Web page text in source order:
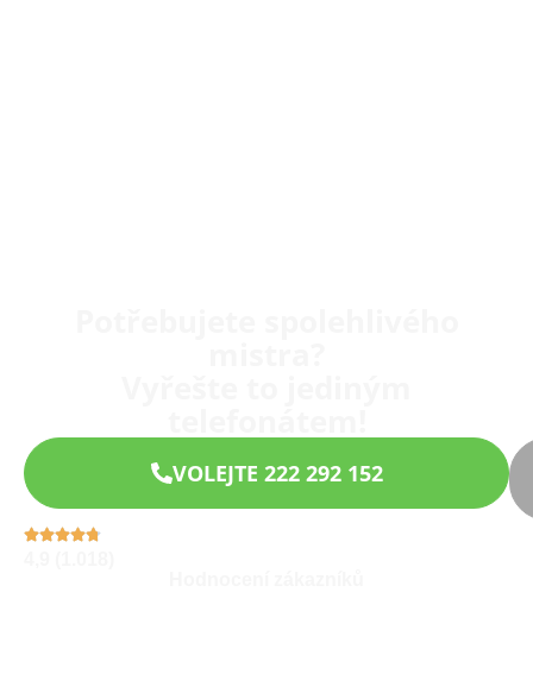
VOLEJTE 222 292 152